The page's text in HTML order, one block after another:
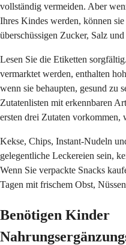
vollständig vermeiden. Aber
Ihres Kindes werden, können
überschüssigen Zucker, Salz
Lesen Sie die Etiketten
vermarktet werden, enthalten
wenn sie behaupten, gesund zu
Zutatenlisten mit erkennbaren
ersten drei Zutaten vorkommen,
Kekse, Chips, Instant-Nudeln
gelegentliche Leckereien sein,
Wenn Sie verpackte Snacks
Tagen mit frischem Obst,
Benötigen Kinder